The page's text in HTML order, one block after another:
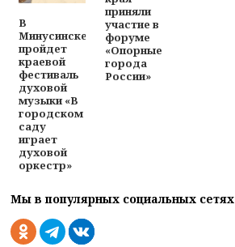
В
Минусинске
пройдет
краевой
фестиваль
духовой
музыки «В
городском
саду
играет
духовой
оркестр»
приняли
участие в
форуме
«Опорные
города
России»
Мы в популярных социальных сетях